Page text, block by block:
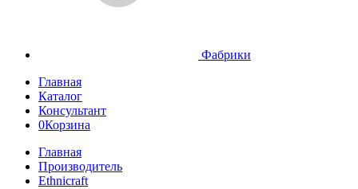
Фабрики
Главная
Каталог
Консультант
0Корзина
Главная
Производитель
Ethnicraft